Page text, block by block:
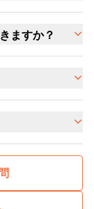
ますか？